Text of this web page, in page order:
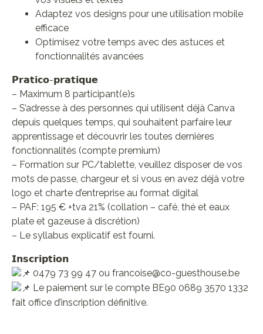
Adaptez vos designs pour une utilisation mobile
efficace
Optimisez votre temps avec des astuces et
fonctionnalités avancées
𝗣𝗿𝗮𝘁𝗶𝗰𝗼-𝗽𝗿𝗮𝘁𝗶𝗾𝘂𝗲
– Maximum 8 participant(e)s
– S’adresse à des personnes qui utilisent déjà Canva
depuis quelques temps, qui souhaitent parfaire leur
apprentissage et découvrir les toutes dernières
fonctionnalités (compte premium)
– Formation sur PC/tablette, veuillez disposer de vos
mots de passe, chargeur et si vous en avez déjà votre
logo et charte d’entreprise au format digital
– PAF: 195 € +tva 21% (collation – café, thé et eaux
plate et gazeuse à discrétion)
– Le syllabus explicatif est fourni.
𝗜𝗻𝘀𝗰𝗿𝗶𝗽𝘁𝗶𝗼𝗻
0479 73 99 47 ou francoise@co-guesthouse.be
Le paiement sur le compte BE90 0689 3570 1332
fait office d’inscription définitive.